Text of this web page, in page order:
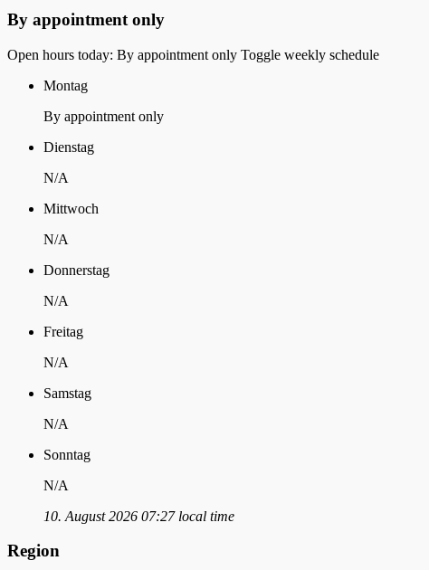
By appointment only
Open hours today: By appointment only Toggle weekly schedule
Montag
By appointment only
Dienstag
N/A
Mittwoch
N/A
Donnerstag
N/A
Freitag
N/A
Samstag
N/A
Sonntag
N/A
10. August 2026 07:27 local time
Region